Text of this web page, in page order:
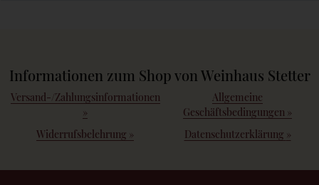
Informationen zum Shop von Weinhaus Stetter
Versand-/Zahlungsinformationen
»
Allgemeine
Geschäftsbedingungen »
Widerrufsbelehrung » Datenschutzerklärung »